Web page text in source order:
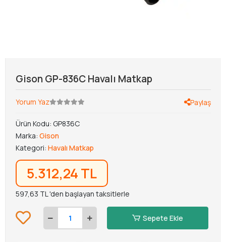
Gison GP-836C Havalı Matkap
Yorum Yaz Paylaş
Ürün Kodu: GP836C
Marka: Gison
Kategori: Havalı Matkap
5.312,24 TL
597,63 TL 'den başlayan taksitlerle
Sepete Ekle